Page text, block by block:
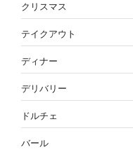
クリスマス
テイクアウト
ディナー
デリバリー
ドルチェ
バール